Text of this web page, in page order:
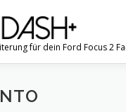
für dein Ford Focus 2